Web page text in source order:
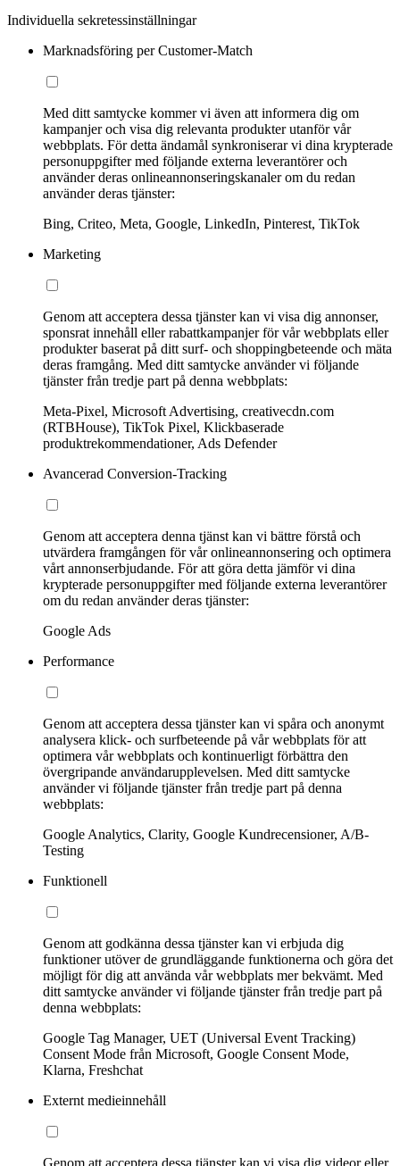
Individuella sekretessinställningar
Marknadsföring per Customer-Match
Med ditt samtycke kommer vi även att informera dig om
kampanjer och visa dig relevanta produkter utanför vår
webbplats. För detta ändamål synkroniserar vi dina krypterade
personuppgifter med följande externa leverantörer och
använder deras onlineannonseringskanaler om du redan
använder deras tjänster:
Bing, Criteo, Meta, Google, LinkedIn, Pinterest, TikTok
Marketing
Genom att acceptera dessa tjänster kan vi visa dig annonser,
sponsrat innehåll eller rabattkampanjer för vår webbplats eller
produkter baserat på ditt surf- och shoppingbeteende och mäta
deras framgång. Med ditt samtycke använder vi följande
tjänster från tredje part på denna webbplats:
Meta-Pixel, Microsoft Advertising, creativecdn.com
(RTBHouse), TikTok Pixel, Klickbaserade
produktrekommendationer, Ads Defender
Avancerad Conversion-Tracking
Genom att acceptera denna tjänst kan vi bättre förstå och
utvärdera framgången för vår onlineannonsering och optimera
vårt annonserbjudande. För att göra detta jämför vi dina
krypterade personuppgifter med följande externa leverantörer
om du redan använder deras tjänster:
Google Ads
Performance
Genom att acceptera dessa tjänster kan vi spåra och anonymt
analysera klick- och surfbeteende på vår webbplats för att
optimera vår webbplats och kontinuerligt förbättra den
övergripande användarupplevelsen. Med ditt samtycke
använder vi följande tjänster från tredje part på denna
webbplats:
Google Analytics, Clarity, Google Kundrecensioner, A/B-
Testing
Funktionell
Genom att godkänna dessa tjänster kan vi erbjuda dig
funktioner utöver de grundläggande funktionerna och göra det
möjligt för dig att använda vår webbplats mer bekvämt. Med
ditt samtycke använder vi följande tjänster från tredje part på
denna webbplats:
Google Tag Manager, UET (Universal Event Tracking)
Consent Mode från Microsoft, Google Consent Mode,
Klarna, Freshchat
Externt medieinnehåll
Genom att acceptera dessa tjänster kan vi visa dig videor eller